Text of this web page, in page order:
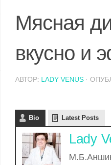
Мясная
вкусно и
АВТОР: LADY VENUS ·
Bio Latest Posts
Lady